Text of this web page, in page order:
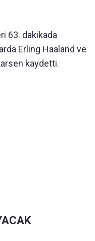
63. dakikada
Erling Haaland ve
kaydetti.